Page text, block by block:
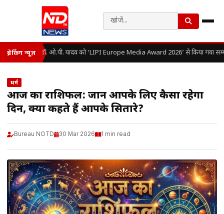
ब्रेकिंग न्यूज़ डॉ. ओ.पी. यादव को ‘LIPI Europe Media Award 2026’ से किया गया
धर्म
आज का राशिफल: जानें आपके लिए कैसा रहेगा
दिन, क्या कहते हैं आपके सितारे?
Bureau NOTD 30 Mar 2026 1 min read